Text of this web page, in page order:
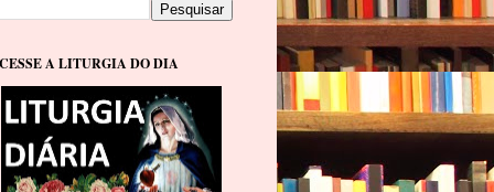
A LITURGIA DO DIA